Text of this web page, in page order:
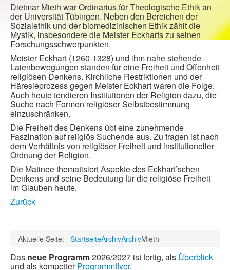
Impressum
Dietmar Mieth war Ordinarius für Theologische Ethik an
der Universität Tübingen. Neben den Bereichen der
Sozialethik und der biomedizinischen Ethik zählt die
Mystik, insbesondere die Meister Eckharts zu seinen
Forschungsschwerpunkten.
Meister Eckhart (1260-1328) und ihm nahe stehende
Laienbewegungen standen für eine Freiheit und Offenheit
religiösen Denkens. Kirchliche Restriktionen und der
Häresieprozess gegen Meister Eckhart waren die Folge.
Auch heute tendieren Institutionen der Religion dazu, die
Suche nach Formen religiöser Selbstbestimmung
einzuschränken.
Die Freiheit des Denkens übt eine zunehmende
Faszination auf religiös Suchende aus. Zu fragen ist nach
dem Verhältnis von religiöser Freiheit und institutioneller
Ordnung der Religion.
Die Matinee thematisiert Aspekte des Eckhart’schen
Denkens und seine Bedeutung für die religiöse Freiheit
im Glauben heute.
Zurück
Aktuelle Seite: StartseiteArchivArchivMieth
Das neue Programm2026/2027 ist fertig, als Überblick
und als kompetterProgrammflyer.